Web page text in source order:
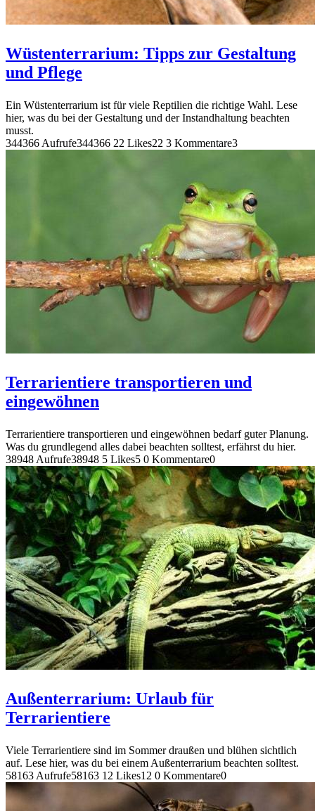
Wüstenterrarium: Tipps zur Gestaltung
und Pflege
Ein Wüstenterrarium ist für viele Reptilien die richtige Wahl. Lese
hier, was du bei der Gestaltung und der Instandhaltung beachten
musst.
344366 Aufrufe344366 22 Likes22 3 Kommentare3
Terrarientiere transportieren und
eingewöhnen
Terrarientiere transportieren und eingewöhnen bedarf guter Planung.
Was du grundlegend alles dabei beachten solltest, erfährst du hier.
38948 Aufrufe38948 5 Likes5 0 Kommentare0
Außenterrarium: Urlaub für
Terrarientiere
Viele Terrarientiere sind im Sommer draußen und blühen sichtlich
auf. Lese hier, was du bei einem Außenterrarium beachten solltest.
58163 Aufrufe58163 12 Likes12 0 Kommentare0